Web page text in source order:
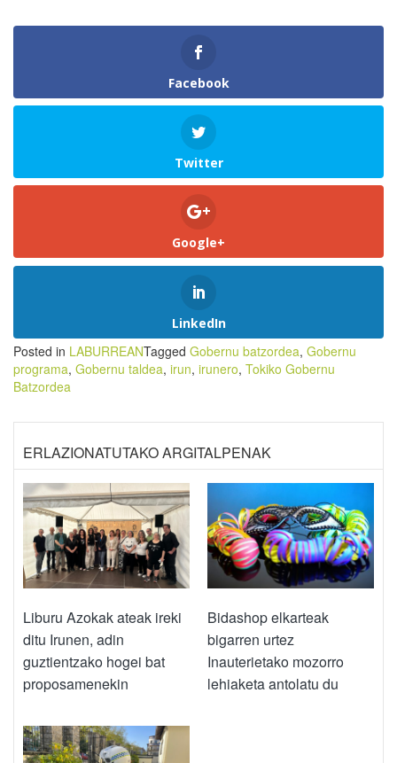
Facebook
Twitter
Google+
LinkedIn
Posted in LABURREANTagged Gobernu batzordea, Gobernu
programa, Gobernu taldea, irun, irunero, Tokiko Gobernu
Batzordea
ERLAZIONATUTAKO ARGITALPENAK
Liburu Azokak ateak ireki
ditu Irunen, adin
guztientzako hogei bat
proposamenekin
Bidashop elkarteak
bigarren urtez
Inauterietako mozorro
lehiaketa antolatu du